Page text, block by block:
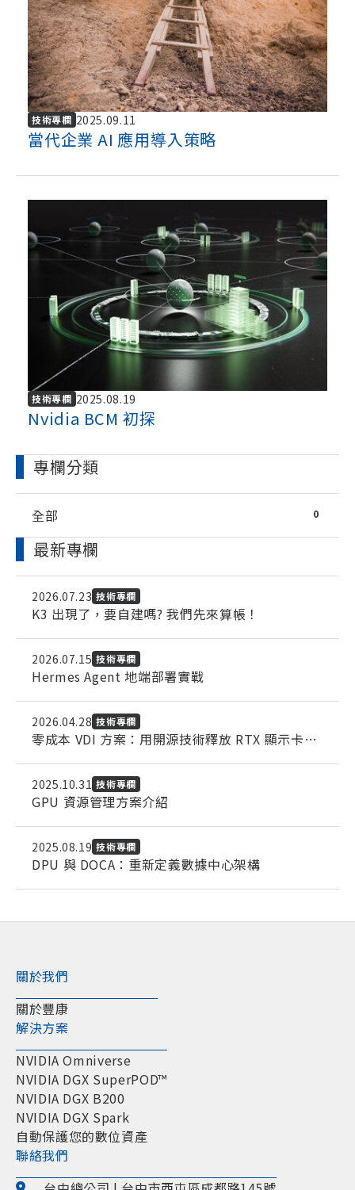
專欄分類
全部 0
最新專欄
2026.07.23 技術專欄
K3 出現了，要自建嗎? 我們先來算帳！
2026.07.15 技術專欄
Hermes Agent 地端部署實戰
2026.04.28 技術專欄
零成本 VDI 方案：用開源技術釋放 RTX 顯示卡的
2025.10.31 技術專欄
GPU 資源管理方案介紹
2025.08.19 技術專欄
DPU 與 DOCA：重新定義數據中心架構
技術專欄 2025.09.11
當代企業 AI 應用導入策略
技術專欄 2025.08.19
Nvidia BCM 初探
關於我們
關於豐康
解決方案
NVIDIA Omniverse
NVIDIA DGX SuperPOD™
NVIDIA DGX B200
NVIDIA DGX Spark
自動保護您的數位資產
聯絡我們